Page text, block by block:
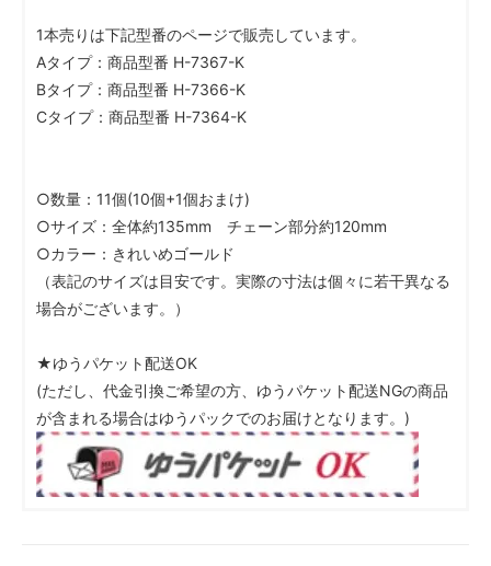
1本売りは下記型番のページで販売しています。
Aタイプ：商品型番 H-7367-K
Bタイプ：商品型番 H-7366-K
Cタイプ：商品型番 H-7364-K
○数量：11個(10個+1個おまけ)
○サイズ：全体約135mm チェーン部分約120mm
○カラー：きれいめゴールド
（表記のサイズは目安です。実際の寸法は個々に若干異なる
場合がございます。）
★ゆうパケット配送OK
(ただし、代金引換ご希望の方、ゆうパケット配送NGの商品
が含まれる場合はゆうパックでのお届けとなります。)